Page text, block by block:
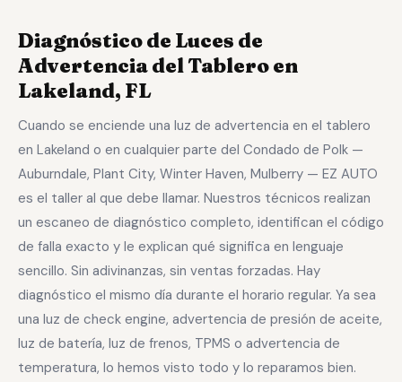
Diagnóstico de Luces de
Advertencia del Tablero en
Lakeland, FL
Cuando se enciende una luz de advertencia en el tablero
en Lakeland o en cualquier parte del Condado de Polk —
Auburndale, Plant City, Winter Haven, Mulberry — EZ AUTO
es el taller al que debe llamar. Nuestros técnicos realizan
un escaneo de diagnóstico completo, identifican el código
de falla exacto y le explican qué significa en lenguaje
sencillo. Sin adivinanzas, sin ventas forzadas. Hay
diagnóstico el mismo día durante el horario regular. Ya sea
una luz de check engine, advertencia de presión de aceite,
luz de batería, luz de frenos, TPMS o advertencia de
temperatura, lo hemos visto todo y lo reparamos bien.